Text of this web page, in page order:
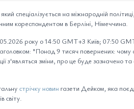
спеціалізується на міжнародній
кореспондентом в Берліні, Німеччина.
року о 14:50 GMT+3 Київ; 07:50
"Понад 9 тисяч повернених: чому
з'являться зміни, про це буде зазначено та
стрічку новин газети Дейком, яка
світу.